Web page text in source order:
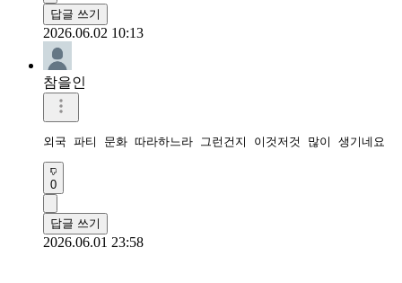
답글 쓰기
2026.06.02 10:13
참을인
외국 파티 문화 따라하느라 그런건지 이것저것 많이 생기네요
0
답글 쓰기
2026.06.01 23:58